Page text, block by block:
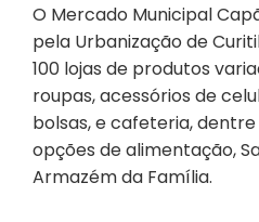
O Mercado Municipal
pela Urbanização de
100 lojas de produtos
roupas, acessórios de
bolsas, e cafeteria,
opções de alimentação,
Armazém da Família.